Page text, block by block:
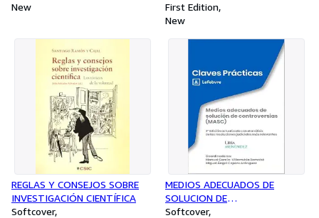
New
First Edition
New
REGLAS Y CONSEJOS SOBRE
INVESTIGACIÓN CIENTÍFICA
Softcover
MEDIOS ADECUADOS DE
SOLUCION DE
CONTROVERSIAS (MASC) 2
Softcover